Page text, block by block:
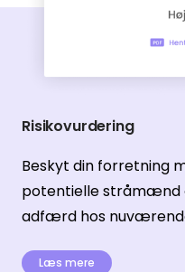
Risikovurdering
Beskyt din forretning
potentielle stråmænd
adfærd hos
Læs mere